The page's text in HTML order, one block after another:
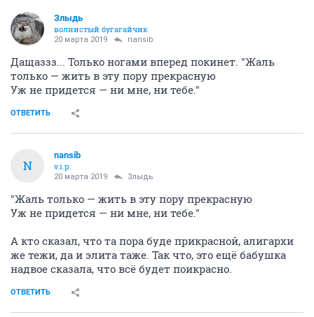
Злыдь
волнистый бугагайчик
20 марта 2019 nansib
Дащаззз... Только ногами вперед покинет. "Жаль
только — жить в эту пору прекрасную
Уж не придется — ни мне, ни тебе."
ОТВЕТИТЬ
N
nansib
v.i.p.
20 марта 2019 Злыдь
"Жаль только — жить в эту пору прекрасную
Уж не придется — ни мне, ни тебе."
А кто сказал, что та пора буде прикрасной, алигархи
же тежи, да и элита таже. Так что, это ещё бабушка
надвое сказала, что всё будет поикрасно.
ОТВЕТИТЬ